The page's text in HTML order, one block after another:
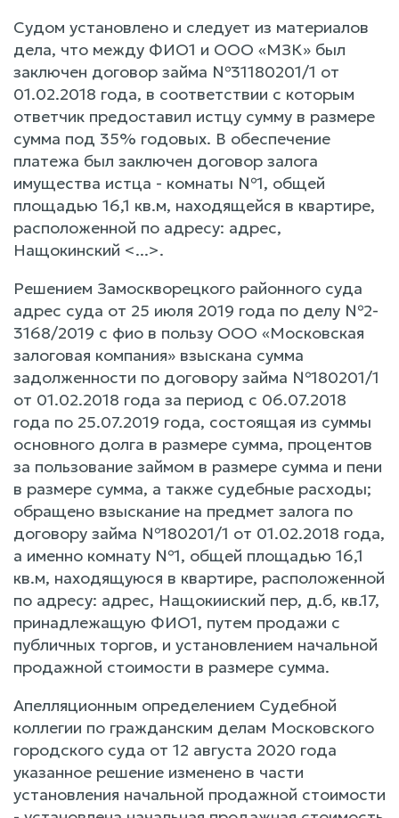
Судом установлено и следует из материалов
дела, что между ФИО1 и ООО «МЗК» был
заключен договор займа №31180201/1 от
01.02.2018 года, в соответствии с которым
ответчик предоставил истцу сумму в размере
сумма под 35% годовых. В обеспечение
платежа был заключен договор залога
имущества истца - комнаты №1, общей
площадью 16,1 кв.м, находящейся в квартире,
расположенной по адресу: адрес,
Нащокинский <...>.
Решением Замоскворецкого районного суда
адрес суда от 25 июля 2019 года по делу №2-
3168/2019 с фио в пользу ООО «Московская
залоговая компания» взыскана сумма
задолженности по договору займа №180201/1
от 01.02.2018 года за период с 06.07.2018
года по 25.07.2019 года, состоящая из суммы
основного долга в размере сумма, процентов
за пользование займом в размере сумма и пени
в размере сумма, а также судебные расходы;
обращено взыскание на предмет залога по
договору займа №180201/1 от 01.02.2018 года,
а именно комнату №1, общей площадью 16,1
кв.м, находящуюся в квартире, расположенной
по адресу: адрес, Нащокииский пер, д.б, кв.17,
принадлежащую ФИО1, путем продажи с
публичных торгов, и установлением начальной
продажной стоимости в размере сумма.
Апелляционным определением Судебной
коллегии по гражданским делам Московского
городского суда от 12 августа 2020 года
указанное решение изменено в части
установления начальной продажной стоимости